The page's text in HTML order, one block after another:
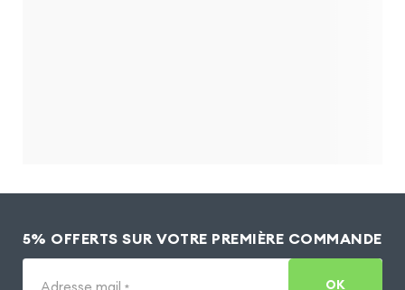
5% OFFERTS SUR VOTRE PREMIÈRE COMMANDE
OK